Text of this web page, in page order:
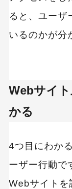
ると、ユーザ
いるのかが分
Webサイ
かる
4つ目にわか
ーザー行動で
Webサイトを